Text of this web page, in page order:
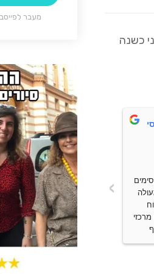
כשנה
בשכונה היהודית . קפה מוקצף
טוווב ואחלה אוירה . מקום שנחזור
Dvir Assaraf
3 years ago
היה מצוין.
›
מעבר